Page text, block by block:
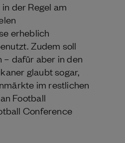
der Regel am
erheblich
Zudem soll
– dafür aber in den
glaubt sogar,
im restlichen
Football
Conference